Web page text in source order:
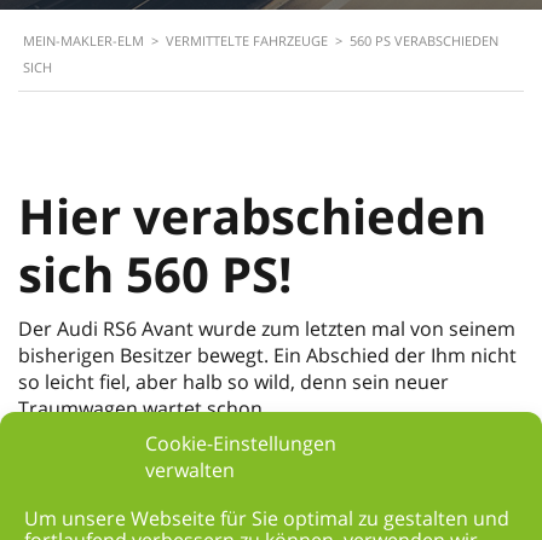
Cookie-Einstellungen
verwalten
Um unsere Webseite für Sie optimal zu gestalten und
MEIN-MAKLER-ELM > VERMITTELTE FAHRZEUGE > 560 PS VERABSCHIEDEN
SICH
Hier verabschieden
sich 560 PS!
Der Audi RS6 Avant wurde zum letzten mal von seinem
bisherigen Besitzer bewegt. Ein Abschied der Ihm nicht
so leicht fiel, aber halb so wild, denn sein neuer
Traumwagen wartet schon.
Der Käufer wiederum freut sich auf seinen neuen
Kombi und kann es nun kaum erwarten, die ersten
Kilometer zu fahren. Schon bei der ersten Besichtigung
war dem Käufer klar, dass der Audi RS6 Avant